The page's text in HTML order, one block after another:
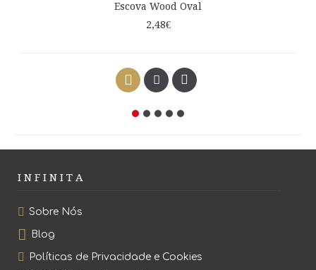
Escova Wood Oval
2,48€
I N F I N I T A
Sobre Nós
Blog
Políticas de Privacidade e Cookies